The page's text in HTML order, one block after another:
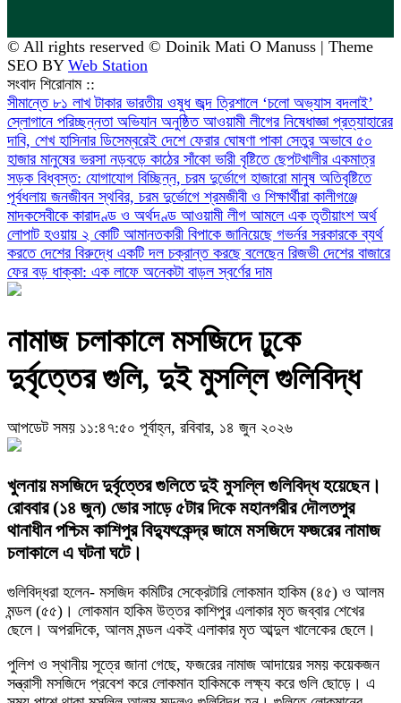
© All rights reserved © Doinik Mati O Manuss | Theme
SEO BY Web Station
সংবাদ শিরোনাম ::
সীমান্তে ৮১ লাখ টাকার ভারতীয় ওষুধ জব্দ ‎ত্রিশালে ‘চলো অভ্যাস বদলাই’
স্লোগানে পরিচ্ছন্নতা অভিযান অনুষ্ঠিত আওয়ামী লীগের নিষেধাজ্ঞা প্রত্যাহারের
দাবি, শেখ হাসিনার ডিসেম্বরেই দেশে ফেরার ঘোষণা পাকা সেতুর অভাবে ৫০
হাজার মানুষের ভরসা নড়বড়ে কাঠের সাঁকো ভারী বৃষ্টিতে ছেপটখালীর একমাত্র
সড়ক বিধ্বস্ত: যোগাযোগ বিচ্ছিন্ন, চরম দুর্ভোগে হাজারো মানুষ অতিবৃষ্টিতে
পূর্বধলায় জনজীবন স্থবির, চরম দুর্ভোগে শ্রমজীবী ও শিক্ষার্থীরা কালীগঞ্জে
মাদকসেবীকে কারাদণ্ড ও অর্থদণ্ড আওয়ামী লীগ আমলে এক তৃতীয়াংশ অর্থ
লোপাট হওয়ায় ২ কোটি আমানতকারী বিপাকে জানিয়েছে গভর্নর সরকারকে ব্যর্থ
করতে দেশের বিরুদ্ধে একটি দল চক্রান্ত করছে বলেছেন রিজভী দেশের বাজারে
ফের বড় ধাক্কা: এক লাফে অনেকটা বাড়ল স্বর্ণের দাম
নামাজ চলাকালে মসজিদে ঢুকে
দুর্বৃত্তের গুলি, দুই মুসল্লি গুলিবিদ্ধ
আপডেট সময় ১১:৪৭:৫০ পূর্বাহ্ন, রবিবার, ১৪ জুন ২০২৬
খুলনায় মসজিদে দুর্বৃত্তের গুলিতে দুই মুসল্লি গুলিবিদ্ধ হয়েছেন।
রোববার (১৪ জুন) ভোর সাড়ে ৫টার দিকে মহানগরীর দৌলতপুর
থানাধীন পশ্চিম কাশিপুর বিদ্যুৎকেন্দ্র জামে মসজিদে ফজরের নামাজ
চলাকালে এ ঘটনা ঘটে।
গুলিবিদ্ধরা হলেন- মসজিদ কমিটির সেক্রেটারি লোকমান হাকিম (৪৫) ও আলম
মন্ডল (৫৫)। লোকমান হাকিম উত্তর কাশিপুর এলাকার মৃত জব্বার শেখের
ছেলে। অপরদিকে, আলম মন্ডল একই এলাকার মৃত আব্দুল খালেকের ছেলে।
পুলিশ ও স্থানীয় সূত্রে জানা গেছে, ফজরের নামাজ আদায়ের সময় কয়েকজন
সন্ত্রাসী মসজিদে প্রবেশ করে লোকমান হাকিমকে লক্ষ্য করে গুলি ছোড়ে। এ